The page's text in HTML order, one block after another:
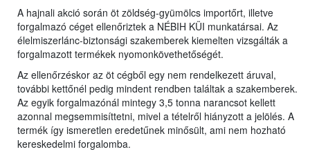
A hajnali akció során öt zöldség-gyümölcs importőrt, illetve
forgalmazó céget ellenőriztek a NÉBIH KÜI munkatársai. Az
élelmiszerlánc-biztonsági szakemberek kiemelten vizsgálták a
forgalmazott termékek nyomonkövethetőségét.
Az ellenőrzéskor az öt cégből egy nem rendelkezett áruval,
további kettőnél pedig mindent rendben találtak a szakemberek.
Az egyik forgalmazónál mintegy 3,5 tonna narancsot kellett
azonnal megsemmisíttetni, mivel a tételről hiányzott a jelölés. A
termék így ismeretlen eredetűnek minősült, ami nem hozható
kereskedelmi forgalomba.